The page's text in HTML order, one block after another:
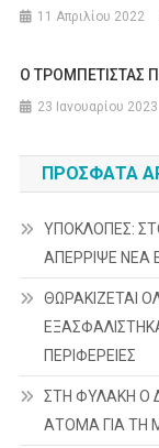
11 Απριλίου 2022
Ο ΤΡΟΜΠΕΤΙΣΤΑΣ
23 Ιανουαρίου 2023
ΠΡΌΣΦΑΤΑ
ΥΠΟΚΛΟΠΕΣ:
ΑΠΕΡΡΙΨΕ ΝΕΑ
ΘΩΡΑΚΙΖΕΤΑΙ
ΠΕΡΙΦΕΡΕΙΕΣ
ΣΤΗ ΦΥΛΑΚΗ Ο
ΑΤΟΜΑ ΓΙΑ ΤΗ